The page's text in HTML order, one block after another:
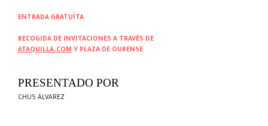
ENTRADA GRATUÍTA
RECOGIDA DE INVITACIONES A TRAVÉS DE
ATAQUILLA.COM Y PLAZA DE OURENSE
PRESENTADO POR
CHUS ÁLVAREZ